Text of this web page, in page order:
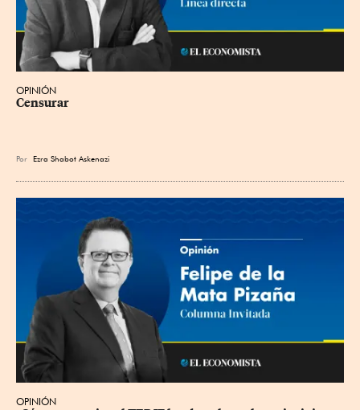
OPINIÓN
Censurar
Por Ezra Shabot Askenazi
OPINIÓN